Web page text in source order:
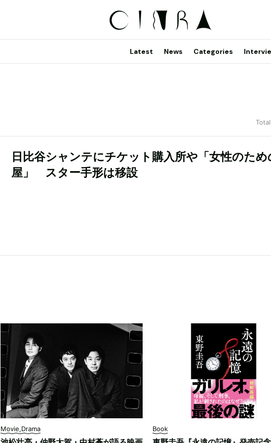
Latest News Categories
日比谷シャンテにチケット購入所や「女性のため
屋」 スター手形は移設
Movie,Drama Book